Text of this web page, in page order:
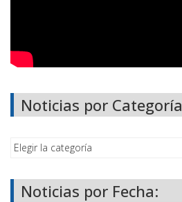
Noticias por Categoría
Noticias por Fecha: